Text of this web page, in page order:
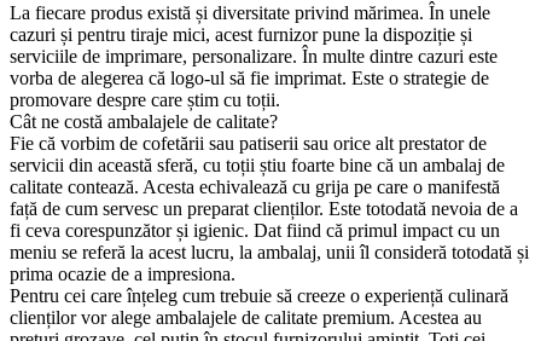
La fiecare produs există și diversitate privind mărimea. În unele
cazuri și pentru tiraje mici, acest furnizor pune la dispoziție și
serviciile de imprimare, personalizare. În multe dintre cazuri este
vorba de alegerea că logo-ul să fie imprimat. Este o strategie de
promovare despre care știm cu toții.
Cât ne costă ambalajele de calitate?
Fie că vorbim de cofetării sau patiserii sau orice alt prestator de
servicii din această sferă, cu toții știu foarte bine că un ambalaj de
calitate contează. Acesta echivalează cu grija pe care o manifestă
față de cum servesc un preparat clienților. Este totodată nevoia de a
fi ceva corespunzător și igienic. Dat fiind că primul impact cu un
meniu se referă la acest lucru, la ambalaj, unii îl consideră totodată și
prima ocazie de a impresiona.
Pentru cei care înțeleg cum trebuie să creeze o experiență culinară
clienților vor alege ambalajele de calitate premium. Acestea au